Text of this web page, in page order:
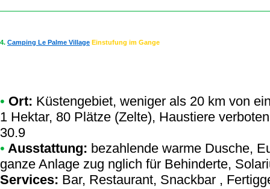
4. Camping Le Palme Village Einstufung im Gange
• Ort: Küstengebiet, weniger als 20 km von
1 Hektar, 80 Plätze (Zelte), Haustiere
30.9
• Ausstattung: bezahlende warme Dusche,
ganze Anlage zug nglich für Behinderte,
Services: Bar, Restaurant, Snackbar ,